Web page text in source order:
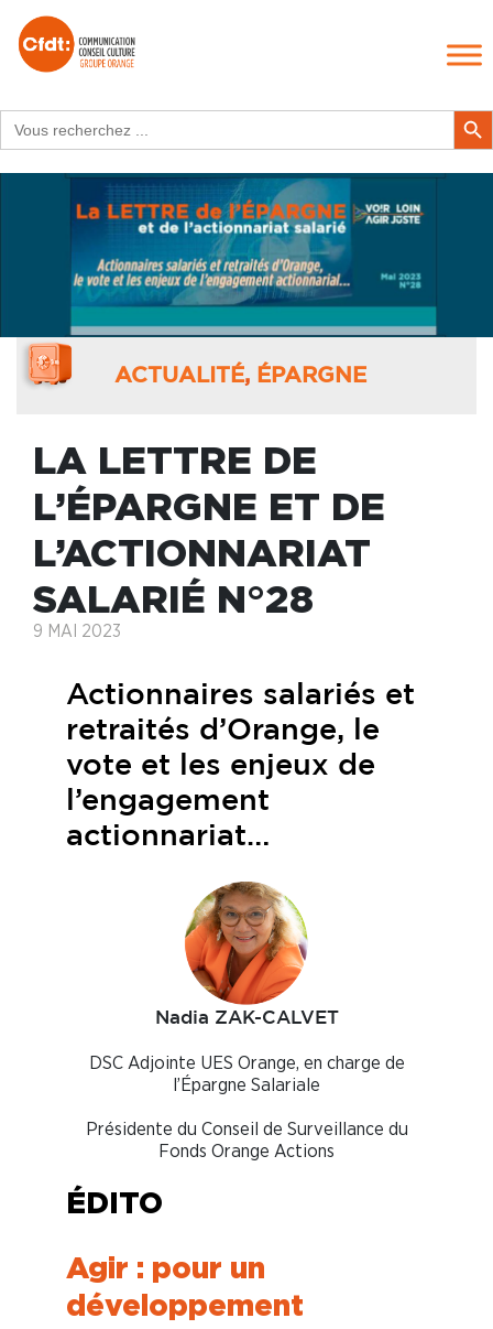
for:
Search
ACTUALITÉ, ÉPARGNE
LA LETTRE DE
L’ÉPARGNE ET DE
L’ACTIONNARIAT
SALARIÉ N°28
9 MAI 2023
Actionnaires salariés et
retraités d’Orange, le
vote et les enjeux de
l’engagement
actionnariat…
Nadia ZAK-CALVET
DSC Adjointe UES Orange, en charge de
l’Épargne Salariale
Présidente du Conseil de Surveillance du
Fonds Orange Actions
ÉDITO
Agir : pour un
développement